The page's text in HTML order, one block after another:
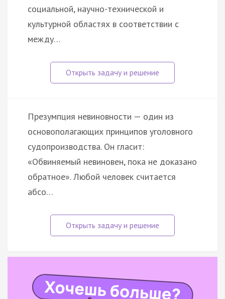
социальной, научно-технической и
культурной областях в соответствии с
между…
Презумпция невиновности — один из
основополагающих принципов уголовного
судопроизводства. Он гласит:
«Обвиняемый невиновен, пока не доказано
обратное». Любой человек считается
абсо…